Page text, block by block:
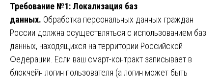
Требование №1: Локализация баз
данных. Обработка персональных данных граждан
России должна осуществляться с использованием баз
данных, находящихся на территории Российской
Федерации. Если ваш смарт-контракт записывает в
блокчейн логин пользователя (а логин может быть